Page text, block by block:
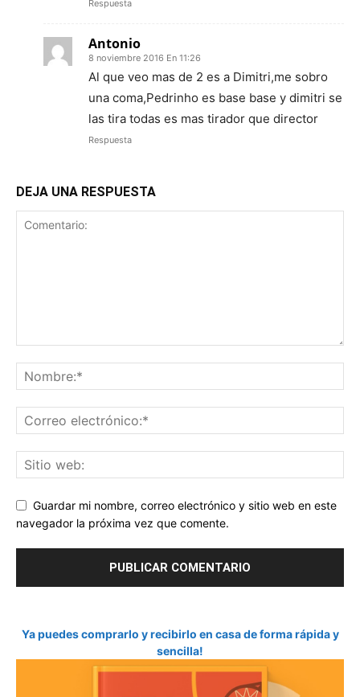
Respuesta
Antonio
8 noviembre 2016 En 11:26
Al que veo mas de 2 es a Dimitri,me sobro
una coma,Pedrinho es base base y dimitri se
las tira todas es mas tirador que director
Respuesta
DEJA UNA RESPUESTA
Guardar mi nombre, correo electrónico y sitio web en este
navegador la próxima vez que comente.
Ya puedes comprarlo y recibirlo en casa de forma rápida y
sencilla!